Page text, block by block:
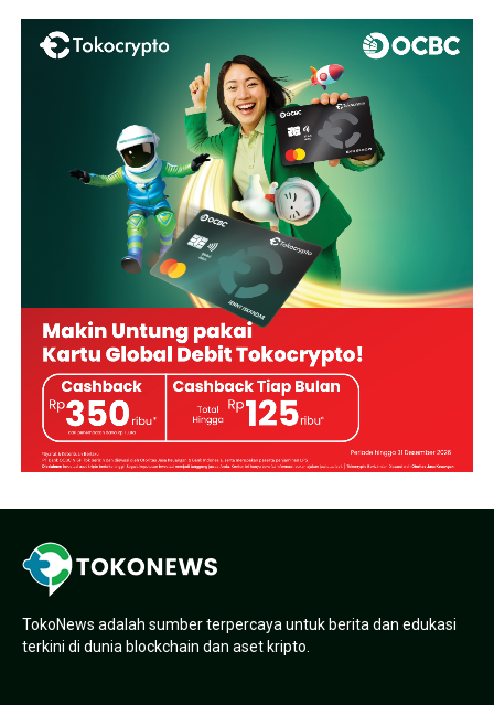
TokoNews adalah sumber terpercaya untuk berita dan edukasi
terkini di dunia blockchain dan aset kripto.